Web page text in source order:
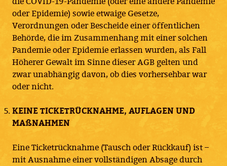
oder Epidemie) sowie etwaige Gesetze,
Verordnungen oder Bescheide einer öffentlichen
Behörde, die im Zusammenhang mit einer solchen
Pandemie oder Epidemie erlassen wurden, als Fall
Höherer Gewalt im Sinne dieser AGB gelten und
zwar unabhängig davon, ob dies vorhersehbar war
oder nicht.
KEINE TICKETRÜCKNAHME, AUFLAGEN UND
MAßNAHMEN
Eine Ticketrücknahme (Tausch oder Rückkauf) ist –
mit Ausnahme einer vollständigen Absage durch